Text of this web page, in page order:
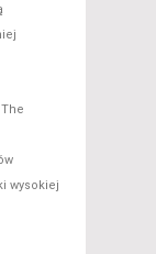
The
wysokiej